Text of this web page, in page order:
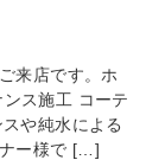
来店です。ホ
ス施工 コーテ
や純水による
ー様で […]